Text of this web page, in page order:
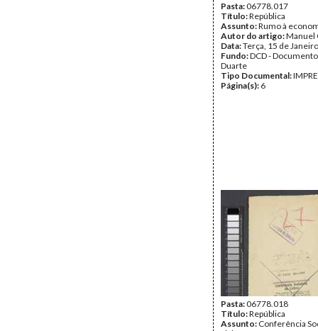
Pasta:06778.017
Título:República
Assunto:Rumo à
Autor do artigo:Manuel
Data:Terça, 15 de
Fundo:DCD -
Duarte
Tipo Documental:
Página(s): 6
Pasta:06778.018
Título:República
Assunto: Conferência